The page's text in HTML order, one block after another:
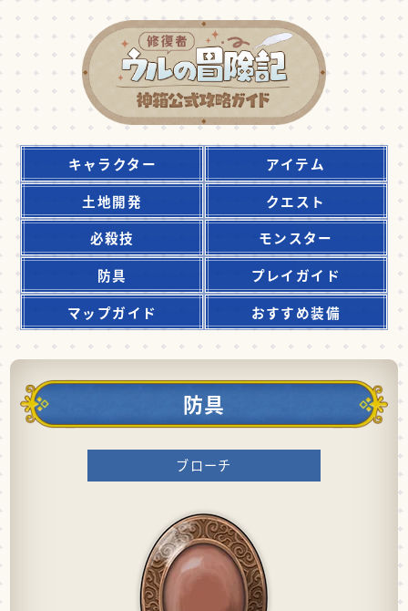
キャラクター
アイテム
土地開発
クエスト
必殺技
モンスター
防具
プレイガイド
マップガイド
おすすめ装備
防具
ブローチ